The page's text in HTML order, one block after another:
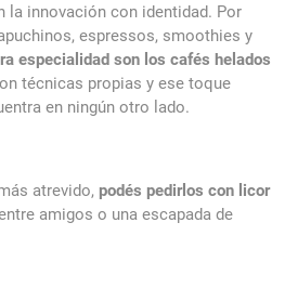
la innovación con identidad. Por
espressos, smoothies y
especialidad son los cafés helados
técnicas propias y ese toque
en ningún otro lado.
atrevido, podés pedirlos con licor
amigos o una escapada de